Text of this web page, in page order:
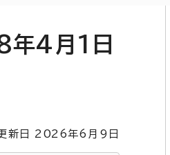
8年4月1日
日 2026年6月9日